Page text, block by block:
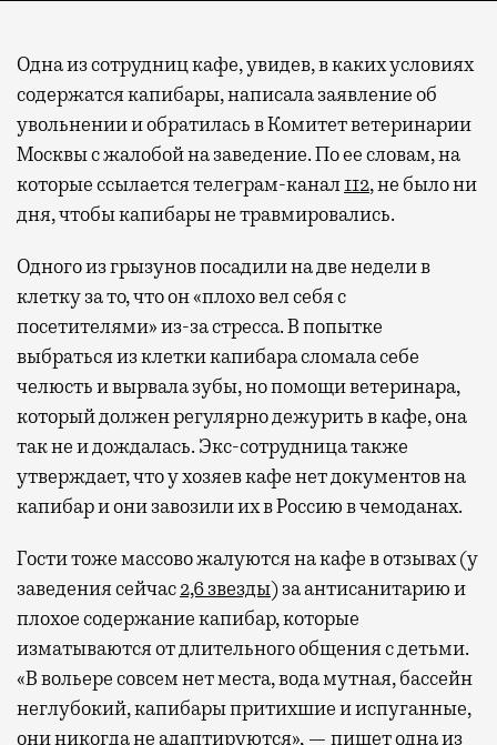
Одна из сотрудниц кафе, увидев, в каких условиях
содержатся капибары, написала заявление об
увольнении и обратилась в Комитет ветеринарии
Москвы с жалобой на заведение. По ее словам, на
которые ссылается телеграм-канал112, не было ни
дня, чтобы капибары не травмировались.
Одного из грызунов посадили на две недели в
клетку за то, что он «плохо вел себя с
посетителями» из-за стресса. В попытке
выбраться из клетки капибара сломала себе
челюсть и вырвала зубы, но помощи ветеринара,
который должен регулярно дежурить в кафе, она
так не и дождалась. Экс-сотрудница также
утверждает, что у хозяев кафе нет документов на
капибар и они завозили их в Россию в чемоданах.
Гости тоже массово жалуются на кафе в отзывах (у
заведения сейчас2,6 звезды) за антисанитарию и
плохое содержание капибар, которые
изматываются от длительного общения с детьми.
«В вольере совсем нет места, вода мутная, бассейн
неглубокий, капибары притихшие и испуганные,
они никогда не адаптируются», — пишетодна из